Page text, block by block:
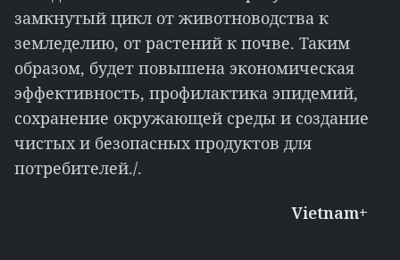
замкнутый цикл от животноводства к
земледелию, от растений к почве. Таким
образом, будет повышена экономическая
эффективность, профилактика эпидемий,
сохранение окружающей среды и создание
чистых и безопасных продуктов для
потребителей./.
Vietnam+